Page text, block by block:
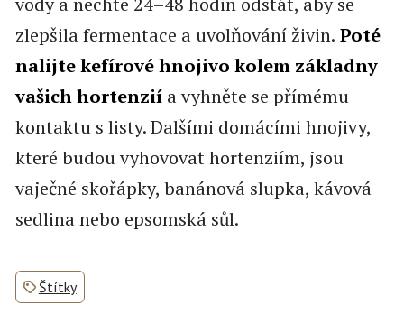
zlepšila fermentace a uvolňování živin. Poté
nalijte kefírové hnojivo kolem základny
vašich hortenziía vyhněte se přímému
kontaktu s listy. Dalšími domácími hnojivy,
které budou vyhovovat hortenziím, jsou
vaječné skořápky, banánová slupka, kávová
sedlina nebo epsomská sůl.
Štítky